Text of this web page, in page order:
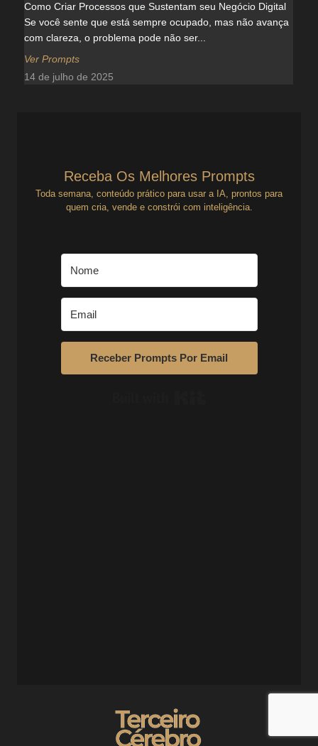
Como Criar Processos que Sustentam seu Negócio Digital
Se você sente que está sempre ocupado, mas não avança
com clareza, o problema pode não ser...
Ver Prompts
14 de julho de 2025
Receba Os Melhores Prompts
Toda semana, conteúdo prático para usar a IA, prontos para
quem cria, vende e constrói com inteligência.
Receber Prompts Por Email